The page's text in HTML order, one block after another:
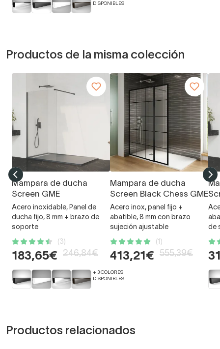
DISPONIBLES
Productos de la misma colección
Mampara de ducha
Screen GME
Acero inoxidable, Panel de
ducha fijo, 8 mm + brazo de
soporte
(3)
183,65€ 246,84€
+ 3 COLORES
DISPONIBLES
Mampara de ducha
Screen Black Chess GME
Acero inox, panel fijo +
abatible, 8 mm con brazo
sujeción ajustable
(1)
413,21€ 555,39€
de
Productos relacionados